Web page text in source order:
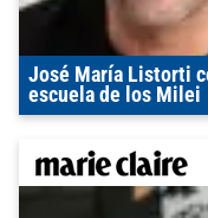
José María Listorti
escuela de los Milei